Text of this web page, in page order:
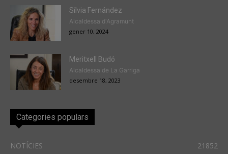
Sílvia Fernández
Alcaldessa d'Agramunt
gener 10, 2024
Meritxell Budó
Alcaldessa de La Garriga
desembre 18, 2023
Categories populars
NOTÍCIES 21852